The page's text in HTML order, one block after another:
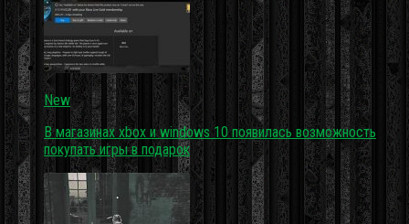
New
В магазинах xbox и windows 10 появилась возможность
покупать игры в подарок